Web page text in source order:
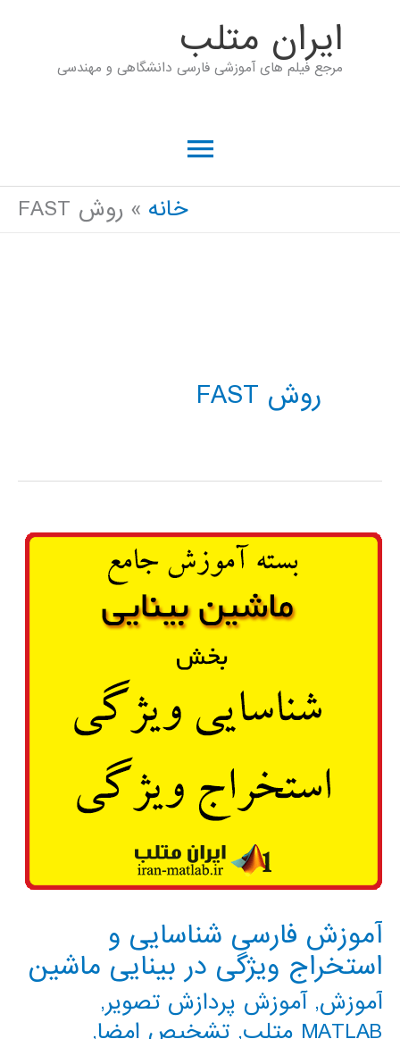
ايران متلب
مرجع فیلم های آموزشی فارسی دانشگاهی و مهندسی
فهرست
اصلی
خانه روش FAST
روش FAST
آموزش فارسی شناسایی و
استخراج ویژگی در بینایی ماشین
آموزش,آموزش پردازش تصویر,
MATLAB متلب
, تشخیص امضا,